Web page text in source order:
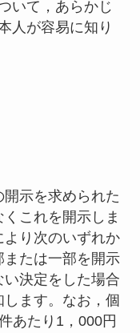
いて，あらかじ
人が容易に知り
示を求められた
これを開示しま
り次のいずれか
たは一部を開示
い決定をした場合
ます。なお，個
あたり1，000円